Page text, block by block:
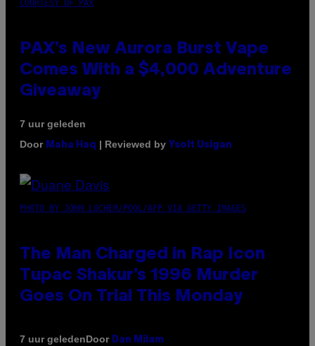
COURTESY OF PAX
PAX’s New Aurora Burst Vape
Comes With a $4,000 Adventure
Giveaway
7 uur geleden
Door Maha Haq | Reviewed by Ysolt Usigan
PHOTO BY JOHN LOCHER/POOL/AFP VIA GETTY IMAGES
The Man Charged in Rap Icon
Tupac Shakur’s 1996 Murder
Goes On Trial This Monday
7 uur geledenDoor Dan Milam